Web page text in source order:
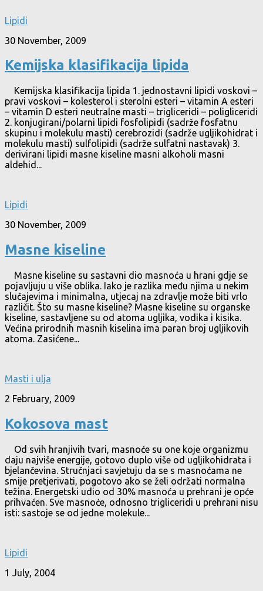
Lipidi
30 November, 2009
Kemijska klasifikacija lipida
Kemijska klasifikacija lipida 1. jednostavni lipidi voskovi –
pravi voskovi – kolesterol i sterolni esteri – vitamin A esteri
– vitamin D esteri neutralne masti – trigliceridi – poligliceridi
2. konjugirani/polarni lipidi fosfolipidi (sadrže fosfatnu
skupinu i molekulu masti) cerebrozidi (sadrže ugljikohidrat i
molekulu masti) sulfolipidi (sadrže sulfatni nastavak) 3.
derivirani lipidi masne kiseline masni alkoholi masni
aldehid...
Lipidi
30 November, 2009
Masne kiseline
Masne kiseline su sastavni dio masnoća u hrani gdje se
pojavljuju u više oblika. Iako je razlika među njima u nekim
slučajevima i minimalna, utjecaj na zdravlje može biti vrlo
različit. Što su masne kiseline? Masne kiseline su organske
kiseline, sastavljene su od atoma ugljika, vodika i kisika.
Većina prirodnih masnih kiselina ima paran broj ugljikovih
atoma. Zasićene...
Masti i ulja
2 February, 2009
Kokosova mast
Od svih hranjivih tvari, masnoće su one koje organizmu
daju najviše energije, gotovo duplo više od ugljikohidrata i
bjelančevina. Stručnjaci savjetuju da se s masnoćama ne
smije pretjerivati, pogotovo ako se želi održati normalna
težina. Energetski udio od 30% masnoća u prehrani je opće
prihvaćen. Sve masnoće, odnosno trigliceridi u prehrani nisu
isti: sastoje se od jedne molekule...
Lipidi
1 July, 2004